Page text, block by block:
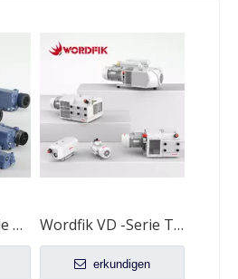
Wordfik PVX-Serie Öl geschmiert Wordfik VD -Serie Trockener Drehschaufel Vane Vakuumpumpen
erkundigen